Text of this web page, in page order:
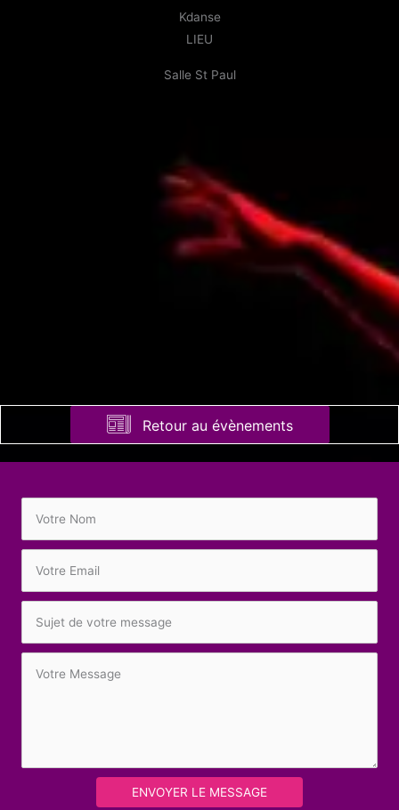
Kdanse
LIEU
Salle St Paul
Retour au évènements
ENVOYER LE MESSAGE